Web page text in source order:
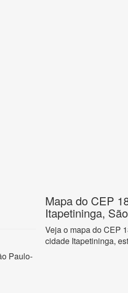
Paulo-
Mapa do CEP
Itapetininga,
Veja o mapa do CEP
cidade Itapetininga,